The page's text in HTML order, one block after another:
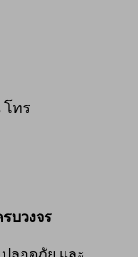
บวงจร
ลอดภัย และ